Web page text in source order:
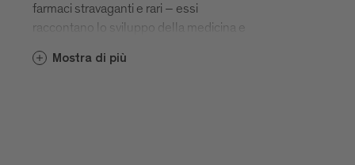
farmaci stravaganti e rari – essi
raccontano lo sviluppo della medicina e
molteplice creatività e vivace fantasia
Mostra di più